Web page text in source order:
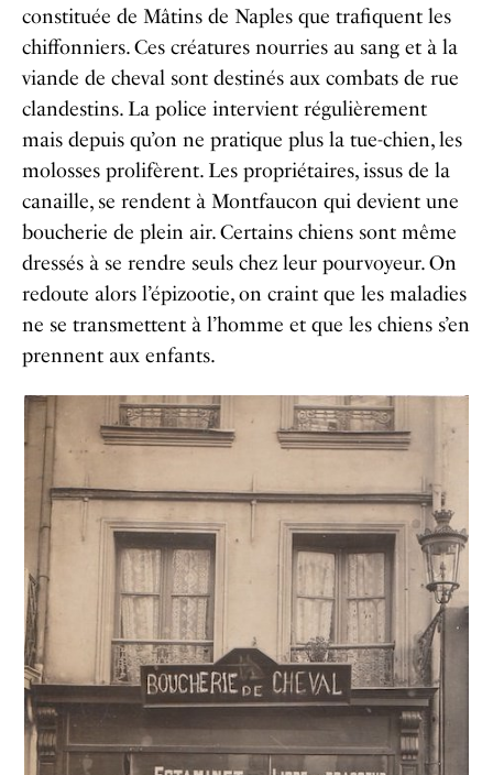
constituée de Mâtins de Naples que trafiquent les
chiffonniers. Ces créatures nourries au sang et à la
viande de cheval sont destinés aux combats de rue
clandestins. La police intervient régulièrement
mais depuis qu’on ne pratique plus la tue-chien, les
molosses prolifèrent. Les propriétaires, issus de la
canaille, se rendent à Montfaucon qui devient une
boucherie de plein air. Certains chiens sont même
dressés à se rendre seuls chez leur pourvoyeur. On
redoute alors l’épizootie, on craint que les maladies
ne se transmettent à l’homme et que les chiens s’en
prennent aux enfants.